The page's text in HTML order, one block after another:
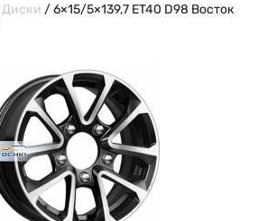
Диски / 6×15/5×139,7 ET40 D98 Восток